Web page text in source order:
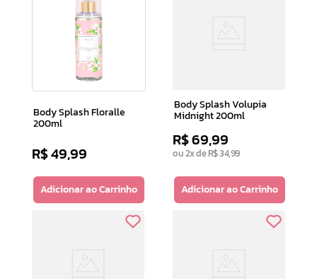
Body Splash Floralle
200ml
R$49,99
Adicionar ao Carrinho
Body Splash Volupia
Midnight 200ml
R$69,99
ou2x deR$34,99
Adicionar ao Carrinho